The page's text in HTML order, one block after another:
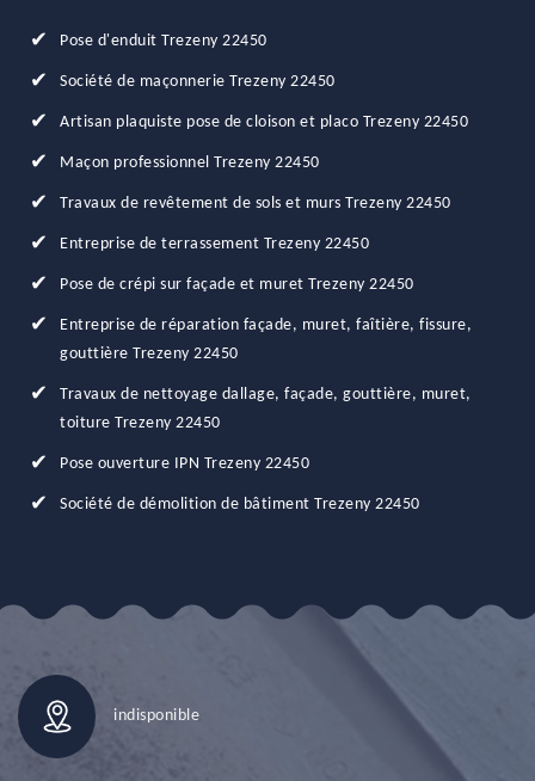
Pose d'enduit Trezeny 22450
Société de maçonnerie Trezeny 22450
Artisan plaquiste pose de cloison et placo Trezeny 22450
Maçon professionnel Trezeny 22450
Travaux de revêtement de sols et murs Trezeny 22450
Entreprise de terrassement Trezeny 22450
Pose de crépi sur façade et muret Trezeny 22450
Entreprise de réparation façade, muret, faîtière, fissure,
gouttière Trezeny 22450
Travaux de nettoyage dallage, façade, gouttière, muret,
toiture Trezeny 22450
Pose ouverture IPN Trezeny 22450
Société de démolition de bâtiment Trezeny 22450
indisponible